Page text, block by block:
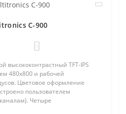
C-900
высококонтрастный TFT-IPS
480х800 и рабочей
Цветовое оформление
пользователем
Четыре